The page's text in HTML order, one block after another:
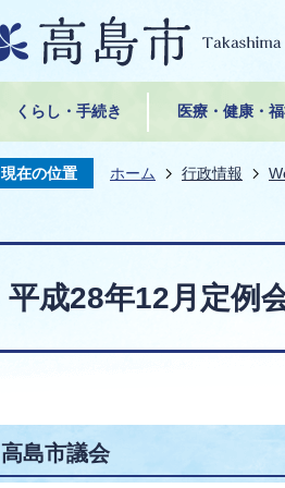
くらし・手続き 医療・健康・
現在の位置 ホーム 行政情報
平成28年12月定例
高島市議会